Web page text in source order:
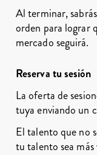
Al terminar,
orden para lograr
mercado seguirá.
Reserva tu sesión
La oferta de
tuya enviando un
El talento que no
tu talento sea más